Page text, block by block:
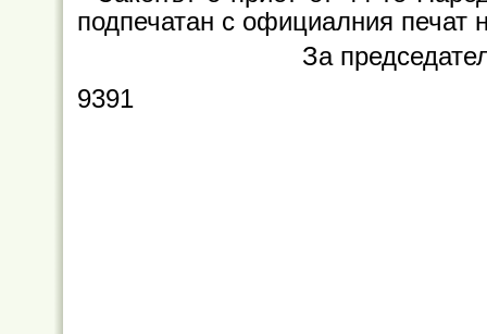
подпечатан с официалния печат
За
9391